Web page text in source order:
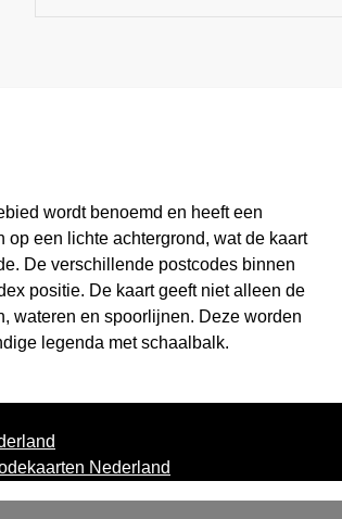
wordt benoemd en heeft een
een lichte achtergrond, wat de kaart
De verschillende postcodes binnen
positie. De kaart geeft niet alleen de
wateren en spoorlijnen. Deze worden
legenda met schaalbalk.
Nederland